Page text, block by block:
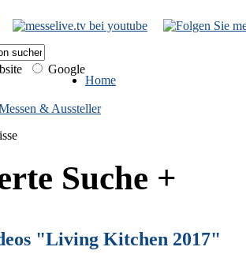
Google
Home
& Aussteller
Suche +
"Living Kitchen 2017"